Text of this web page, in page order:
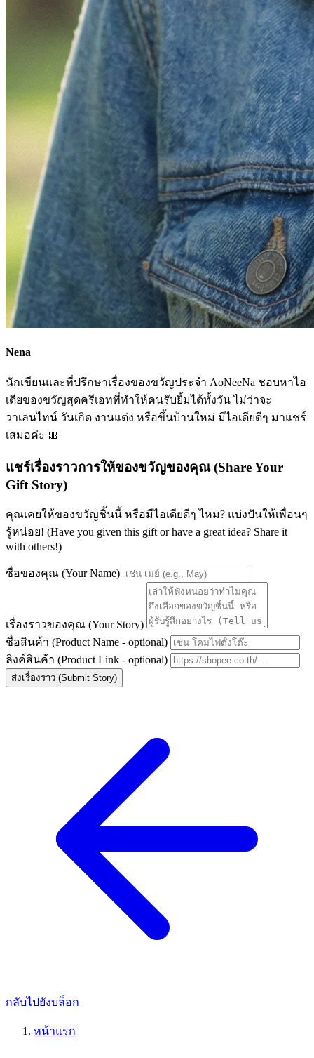
Nena
นักเขียนและที่ปรึกษาเรื่องของขวัญประจำ AoNeeNa ชอบหาไอ
เดียของขวัญสุดครีเอทที่ทำให้คนรับยิ้มได้ทั้งวัน ไม่ว่าจะ
วาเลนไทน์ วันเกิด งานแต่ง หรือขึ้นบ้านใหม่ มีไอเดียดีๆ มาแชร์
เสมอค่ะ 🎀
แชร์เรื่องราวการให้ของขวัญของคุณ (Share Your
Gift Story)
คุณเคยให้ของขวัญชิ้นนี้ หรือมีไอเดียดีๆ ไหม? แบ่งปันให้เพื่อนๆ
รู้หน่อย! (Have you given this gift or have a great idea? Share it
with others!)
ชื่อของคุณ (Your Name)
เรื่องราวของคุณ (Your Story)
ชื่อสินค้า (Product Name - optional)
ลิงค์สินค้า (Product Link - optional)
ส่งเรื่องราว (Submit Story)
กลับไปยังบล็อก
หน้าแรก